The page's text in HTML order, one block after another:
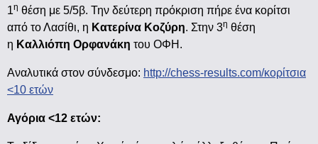
1η θέση με 5/5β. Την δεύτερη πρόκριση πήρε ένα κορίτσι
από το Λασίθι, η Κατερίνα Κοζύρη. Στην 3η θέση
η Καλλιόπη Ορφανάκη του ΟΦΗ.
Αναλυτικά στον σύνδεσμο: http://chess-results.com/κορίτσια
<10 ετών
Αγόρια <12 ετών: